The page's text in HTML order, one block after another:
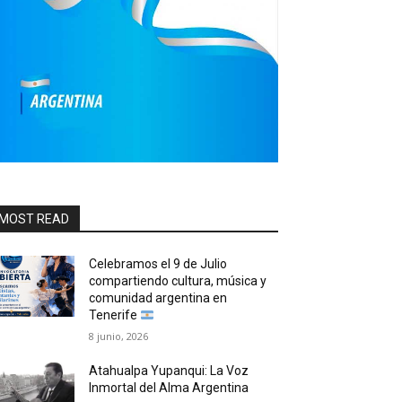
READ
Celebramos el 9 de Julio
compartiendo cultura, música y
comunidad argentina en
Tenerife
8 junio, 2026
Atahualpa Yupanqui: La Voz
Inmortal del Alma Argentina